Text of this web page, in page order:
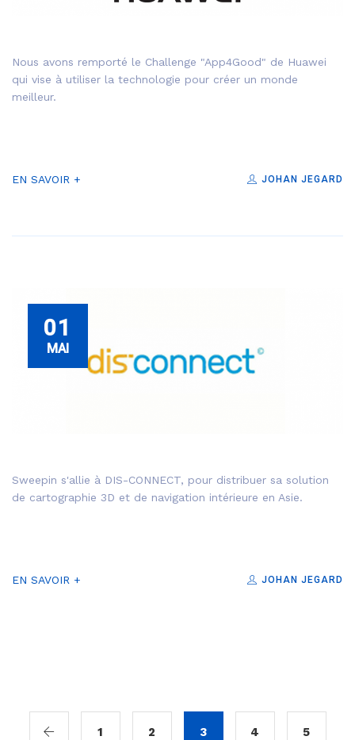
Nous avons remporté le Challenge "App4Good" de Huawei
qui vise à utiliser la technologie pour créer un monde
meilleur.
EN SAVOIR + JOHAN JEGARD
01
MAI
Sweepin s'allie à DIS-CONNECT, pour distribuer sa solution
de cartographie 3D et de navigation intérieure en Asie.
EN SAVOIR + JOHAN JEGARD
1 2 3 4 5